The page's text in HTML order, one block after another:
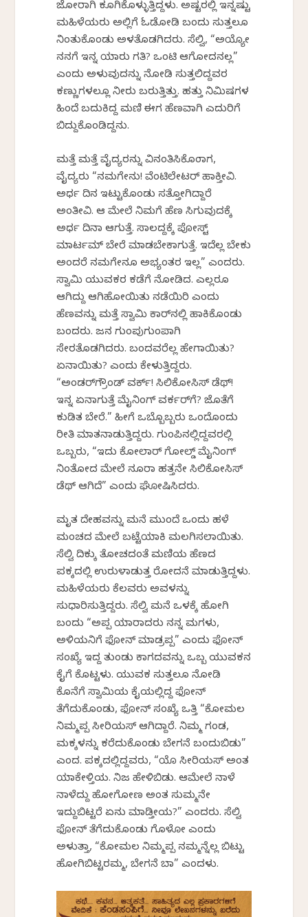
ಜೋರಾಗಿ ಕೂಗಿಕೊಳ್ಳುತ್ತಿದ್ದಳು. ಅಷ್ಟರಲ್ಲಿ ಇನ್ನಷ್ಟು
ಮಹಿಳೆಯರು ಅಲ್ಲಿಗೆ ಓಡೋಡಿ ಬಂದು ಸುತ್ತಲೂ
ನಿಂತುಕೊಂಡು ಅಳತೊಡಗಿದರು. ಸೆಲ್ವಿ, “ಅಯ್ಯೋ
ನನಗೆ ಇನ್ನ ಯಾರು ಗತಿ? ಒಂಟಿ ಆಗೋದನಲ್ಲ”
ಎಂದು ಅಳುವುದನ್ನು ನೋಡಿ ಸುತ್ತಲಿದ್ದವರ
ಕಣ್ಣುಗಳಲ್ಲೂ ನೀರು ಬರುತ್ತಿತ್ತು. ಹತ್ತು ನಿಮಿಷಗಳ
ಹಿಂದೆ ಬದುಕಿದ್ದ ಮಣಿ ಈಗ ಹೆಣವಾಗಿ ಎದುರಿಗೆ
ಬಿದ್ದುಕೊಂಡಿದ್ದನು.
ಮತ್ತೆ ಮತ್ತೆ ವೈದ್ಯರನ್ನು ವಿನಂತಿಸಿಕೊಂಡಾಗ,
ವೈದ್ಯರು “ನಮಗೇನು! ವೆಂಟಿಲೇಟರ್ ಹಾಕ್ತೀವಿ.
ಅರ್ಧ ದಿನ ಇಟ್ಟುಕೊಂಡು ಸತ್ತೋಗಿದ್ದಾರೆ
ಅಂತೀವಿ. ಆ ಮೇಲೆ ನಿಮಗೆ ಹೆಣ ಸಿಗುವುದಕ್ಕೆ
ಅರ್ಧ ದಿನಾ ಆಗುತ್ತೆ. ಸಾಲದ್ದಕ್ಕೆ ಪೋಸ್ಟ್
ಮಾರ್ಟಮ್ ಬೇರೆ ಮಾಡಬೇಕಾಗುತ್ತೆ. ಇದೆಲ್ಲ ಬೇಕು
ಅಂದರೆ ನಮಗೇನೂ ಅಭ್ಯಂತರ ಇಲ್ಲ” ಎಂದರು.
ಸ್ವಾಮಿ ಯುವಕರ ಕಡೆಗೆ ನೋಡಿದ. ಎಲ್ಲರೂ
ಆಗಿದ್ದು ಆಗಿಹೋಯಿತು ನಡೆಯಿರಿ ಎಂದು
ಹೆಣವನ್ನು ಮತ್ತೆ ಸ್ವಾಮಿ ಕಾರ್‌ನಲ್ಲಿ ಹಾಕಿಕೊಂಡು
ಬಂದರು. ಜನ ಗುಂಪುಗುಂಪಾಗಿ
ಸೇರತೊಡಗಿದರು. ಬಂದವರೆಲ್ಲ ಹೇಗಾಯಿತು?
ಏನಾಯಿತು? ಎಂದು ಕೇಳುತ್ತಿದ್ದರು.
“ಅಂಡರ್‌ಗ್ರೌಂಡ್ ವರ್ಕ್! ಸಿಲಿಕೋಸಿಸ್ ಡೆಥ್!
ಇನ್ನ ಏನಾಗುತ್ತೆ ಮೈನಿಂಗ್ ವರ್ಕರ್‌ಗೆ? ಜೊತೆಗೆ
ಕುಡಿತ ಬೇರೆ.” ಹೀಗೆ ಒಬ್ಬೊಬ್ಬರು ಒಂದೊಂದು
ರೀತಿ ಮಾತನಾಡುತ್ತಿದ್ದರು. ಗುಂಪಿನಲ್ಲಿದ್ದವರಲ್ಲಿ
ಒಬ್ಬರು, “ಇದು ಕೋಲಾರ್ ಗೋಲ್ಡ್ ಮೈನಿಂಗ್
ನಿಂತೋದ ಮೇಲೆ ನೂರಾ ಹತ್ತನೇ ಸಿಲಿಕೋಸಿಸ್
ಡೆಥ್ ಆಗಿದೆ” ಎಂದು ಘೋಷಿಸಿದರು.
ಮೃತ ದೇಹವನ್ನು ಮನೆ ಮುಂದೆ ಒಂದು ಹಳೆ
ಮಂಚದ ಮೇಲೆ ಬಟ್ಟೆಯಾಕಿ ಮಲಗಿಸಲಾಯಿತು.
ಸೆಲ್ವಿ ದಿಕ್ಕು ತೋಚದಂತೆ ಮಣಿಯ ಹೆಣದ
ಪಕ್ಕದಲ್ಲಿ ಉರುಳಾಡುತ್ತ ರೋದನೆ ಮಾಡುತ್ತಿದ್ದಳು.
ಮಹಿಳೆಯರು ಕೆಲವರು ಅವಳನ್ನು
ಸುಧಾರಿಸುತ್ತಿದ್ದರು. ಸೆಲ್ವಿ ಮನೆ ಒಳಕ್ಕೆ ಹೋಗಿ
ಬಂದು “ಅಪ್ಪ ಯಾರಾದರು ನನ್ನ ಮಗಳು,
ಅಳಿಯನಿಗೆ ಫೋನ್ ಮಾಡ್ರಪ್ಪ” ಎಂದು ಫೋನ್
ಸಂಖ್ಯೆ ಇದ್ದ ತುಂಡು ಕಾಗದವನ್ನು ಒಬ್ಬ ಯುವಕನ
ಕೈಗೆ ಕೊಟ್ಟಳು. ಯುವಕ ಸುತ್ತಲೂ ನೋಡಿ
ಕೊನೆಗೆ ಸ್ವಾಮಿಯ ಕೈಯಲ್ಲಿದ್ದ ಫೋನ್
ತೆಗೆದುಕೊಂಡು, ಫೋನ್ ಸಂಖ್ಯೆ ಒತ್ತಿ “ಕೋಮಲ
ನಿಮ್ಮಪ್ಪ ಸೀರಿಯಸ್ ಆಗಿದ್ದಾರೆ. ನಿಮ್ಮ ಗಂಡ,
ಮಕ್ಕಳನ್ನು ಕರೆದುಕೊಂಡು ಬೇಗನೆ ಬಂದುಬಿಡು”
ಎಂದ. ಪಕ್ಕದಲ್ಲಿದ್ದವರು, “ಯೊ ಸೀರಿಯಸ್ ಅಂತ
ಯಾಕೇಳ್ತಿಯ. ನಿಜ ಹೇಳಿಬಿಡು. ಆಮೇಲೆ ನಾಳೆ
ನಾಳೆದ್ದು ಹೋಗೋಣ ಅಂತ ಸುಮ್ಮನೇ
ಇದ್ದುಬಿಟ್ಟರೆ ಏನು ಮಾಡ್ತೀಯ?” ಎಂದರು. ಸೆಲ್ವಿ
ಫೋನ್ ತೆಗೆದುಕೊಂಡು ಗೊಳೋ ಎಂದು
ಅಳುತ್ತಾ, “ಕೋಮಲ ನಿಮ್ಮಪ್ಪ ನಮ್ಮನ್ನೆಲ್ಲ ಬಿಟ್ಟು
ಹೋಗಿಬಿಟ್ಟರಮ್ಮ, ಬೇಗನೆ ಬಾ” ಎಂದಳು.